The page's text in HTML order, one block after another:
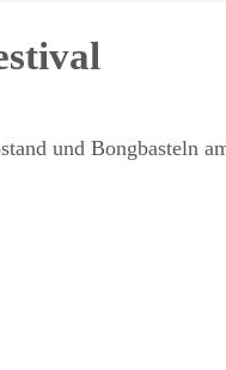
und Bongbasteln